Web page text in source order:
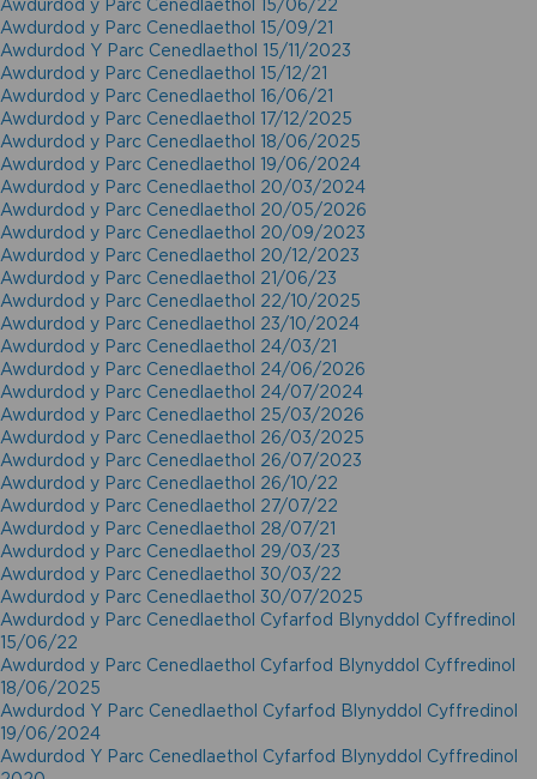
Awdurdod y Parc Cenedlaethol 15/06/22
Awdurdod y Parc Cenedlaethol 15/09/21
Awdurdod Y Parc Cenedlaethol 15/11/2023
Awdurdod y Parc Cenedlaethol 15/12/21
Awdurdod y Parc Cenedlaethol 16/06/21
Awdurdod y Parc Cenedlaethol 17/12/2025
Awdurdod y Parc Cenedlaethol 18/06/2025
Awdurdod y Parc Cenedlaethol 19/06/2024
Awdurdod y Parc Cenedlaethol 20/03/2024
Awdurdod y Parc Cenedlaethol 20/05/2026
Awdurdod y Parc Cenedlaethol 20/09/2023
Awdurdod y Parc Cenedlaethol 20/12/2023
Awdurdod y Parc Cenedlaethol 21/06/23
Awdurdod y Parc Cenedlaethol 22/10/2025
Awdurdod y Parc Cenedlaethol 23/10/2024
Awdurdod y Parc Cenedlaethol 24/03/21
Awdurdod y Parc Cenedlaethol 24/06/2026
Awdurdod y Parc Cenedlaethol 24/07/2024
Awdurdod y Parc Cenedlaethol 25/03/2026
Awdurdod y Parc Cenedlaethol 26/03/2025
Awdurdod y Parc Cenedlaethol 26/07/2023
Awdurdod y Parc Cenedlaethol 26/10/22
Awdurdod y Parc Cenedlaethol 27/07/22
Awdurdod y Parc Cenedlaethol 28/07/21
Awdurdod y Parc Cenedlaethol 29/03/23
Awdurdod y Parc Cenedlaethol 30/03/22
Awdurdod y Parc Cenedlaethol 30/07/2025
Awdurdod y Parc Cenedlaethol Cyfarfod Blynyddol Cyffredinol
15/06/22
Awdurdod y Parc Cenedlaethol Cyfarfod Blynyddol Cyffredinol
18/06/2025
Awdurdod Y Parc Cenedlaethol Cyfarfod Blynyddol Cyffredinol
19/06/2024
Awdurdod Y Parc Cenedlaethol Cyfarfod Blynyddol Cyffredinol